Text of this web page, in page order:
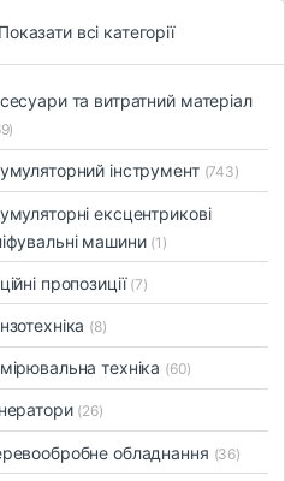
Показати всі категорії
та витратний матеріал
інструмент (743)
ексцентрикові
машини (1)
пропозиції (7)
(8)
техніка (60)
(26)
обладнання (36)